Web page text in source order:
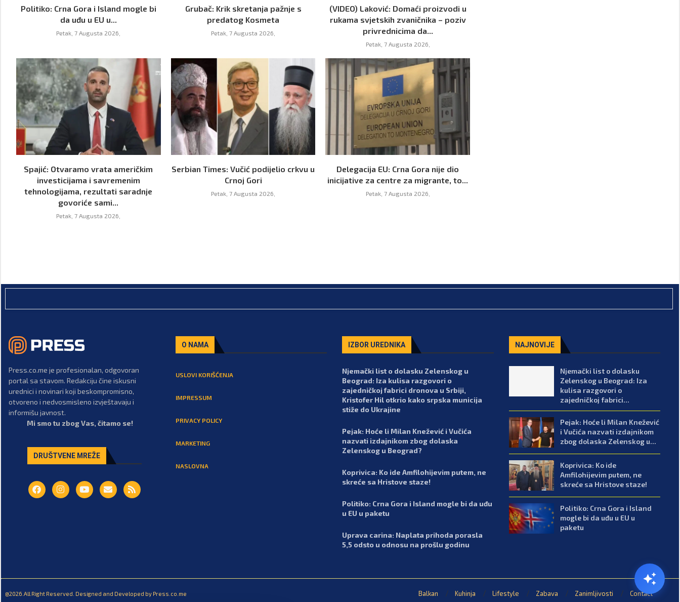
Politiko: Crna Gora i Island mogle bi
da uđu u EU u...
Petak, 7 Augusta 2026,
Grubač: Krik skretanja pažnje s
predatog Kosmeta
Petak, 7 Augusta 2026,
(VIDEO) Laković: Domaći proizvodi u
rukama svjetskih zvaničnika – poziv
privrednicima da...
Petak, 7 Augusta 2026,
Spajić: Otvaramo vrata američkim
investicijama i savremenim
tehnologijama, rezultati saradnje
govoriće sami...
Petak, 7 Augusta 2026,
Serbian Times: Vučić podijelio crkvu u
Crnoj Gori
Petak, 7 Augusta 2026,
Delegacija EU: Crna Gora nije dio
inicijative za centre za migrante, to...
Petak, 7 Augusta 2026,
Press.co.me je profesionalan, odgovoran
portal sa stavom. Redakciju čine iskusni
urednici i novinari koji beskompromisno,
otvoreno i nedvosmisleno izvještavaju i
informišu javnost.
Mi smo tu zbog Vas, čitamo se!
DRUŠTVENE MREŽE
O NAMA
USLOVI KORIŠĆENJA
IMPRESSUM
PRIVACY POLICY
MARKETING
NASLOVNA
IZBOR UREDNIKA
Njemački list o dolasku Zelenskog u
Beograd: Iza kulisa razgovori o
zajedničkoj fabrici dronova u Srbiji,
Kristofer Hil otkrio kako srpska municija
stiže do Ukrajine
Pejak: Hoće li Milan Knežević i Vučića
nazvati izdajnikom zbog dolaska
Zelenskog u Beograd?
Koprivica: Ko ide Amfilohijevim putem, ne
skreće sa Hristove staze!
Politiko: Crna Gora i Island mogle bi da uđu
u EU u paketu
Uprava carina: Naplata prihoda porasla
5,5 odsto u odnosu na prošlu godinu
NAJNOVIJE
Njemački list o dolasku
Zelenskog u Beograd: Iza
kulisa razgovori o
zajedničkoj fabrici...
Pejak: Hoće li Milan Knežević
i Vučića nazvati izdajnikom
zbog dolaska Zelenskog u...
Koprivica: Ko ide
Amfilohijevim putem, ne
skreće sa Hristove staze!
Politiko: Crna Gora i Island
mogle bi da uđu u EU u
paketu
@2026.All Right Reserved. Designed and Developed by Press.co.me Balkan Kuhinja Lifestyle Zabava Zanimljivosti Contact